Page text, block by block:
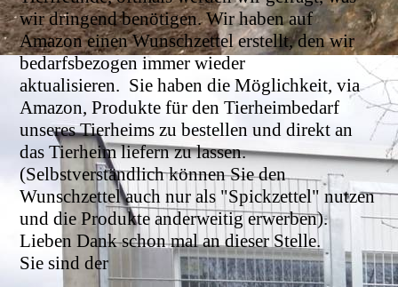
wir dringend benötigen. Wir haben auf
Amazon einen Wunschzettel erstellt, den wir
bedarfsbezogen immer wieder
aktualisieren. Sie haben die Möglichkeit, via
Amazon, Produkte für den Tierheimbedarf
unseres Tierheims zu bestellen und direkt an
das Tierheim liefern zu lassen.
(Selbstverständlich können Sie den
Wunschzettel auch nur als "Spickzettel" nutzen
und die Produkte anderweitig erwerben).
Lieben Dank schon mal an dieser Stelle.
Sie sind der